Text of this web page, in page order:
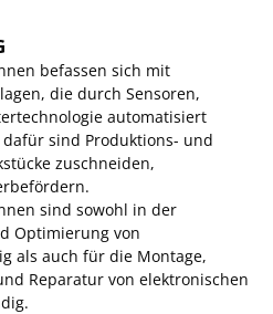
befassen sich mit
die durch Sensoren,
automatisiert
sind Produktions- und
zuschneiden,
sind sowohl in der
Optimierung von
als auch für die Montage,
Reparatur von elektronischen